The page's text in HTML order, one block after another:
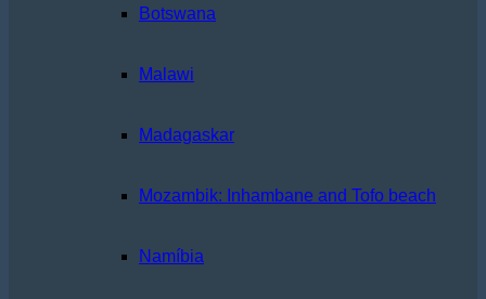
Botswana
Malawi
Madagaskar
Mozambik: Inhambane and Tofo beach
Namíbia